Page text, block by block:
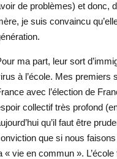
de problèmes) et donc,
je suis convaincu
ma part, leur sort
à l’école. Mes premiers
avec l’élection de
collectif très profond
qu’il faut être
que si nous
« vie en commun ».